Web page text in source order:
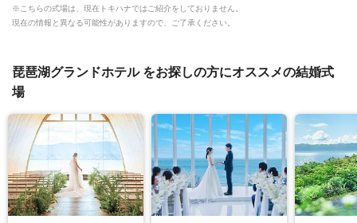
※こちらの式場は、現在トキハナではご紹介をしておりません。
現在の情報と異なる可能性がありますので、ご了承ください。
琵琶湖グランドホテル をお探しの方にオススメの結婚式
場